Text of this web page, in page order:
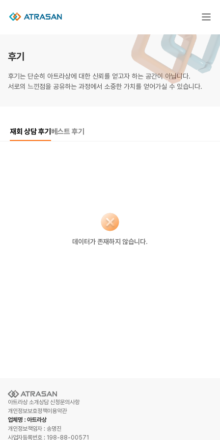
후기
후기는 단순히 아트라상에 대한 신뢰를 얻고자 하는 공간이 아닙니다.
서로의 느낀점을 공유하는 과정에서 소중한 가치를 얻어가실 수 있습니다.
재회 상담 후기 베스트 후기
데이터가 존재하지 않습니다.
아트라상 소개 상담 신청문의사항
개인정보보호정책이용약관
업체명 : 아트라상
개인정보책임자 : 송명진
사업자등록번호 : 198-88-00571